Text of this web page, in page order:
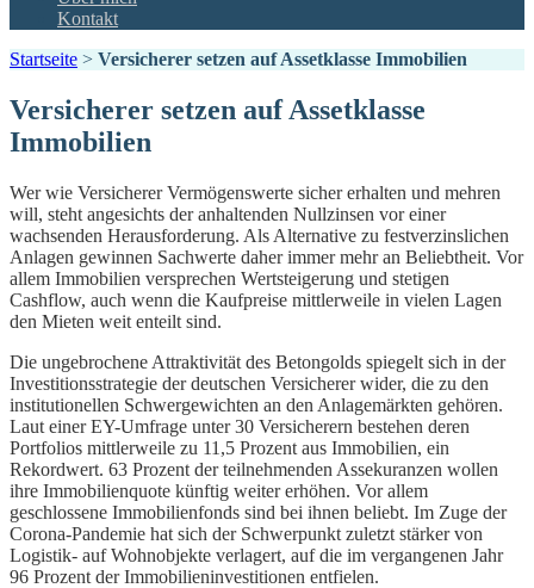
Kontakt
Startseite > Versicherer setzen auf Assetklasse Immobilien
Versicherer setzen auf Assetklasse
Immobilien
Wer wie Versicherer Vermögenswerte sicher erhalten und mehren
will, steht angesichts der anhaltenden Nullzinsen vor einer
wachsenden Herausforderung. Als Alternative zu festverzinslichen
Anlagen gewinnen Sachwerte daher immer mehr an Beliebtheit. Vor
allem Immobilien versprechen Wertsteigerung und stetigen
Cashflow, auch wenn die Kaufpreise mittlerweile in vielen Lagen
den Mieten weit enteilt sind.
Die ungebrochene Attraktivität des Betongolds spiegelt sich in der
Investitionsstrategie der deutschen Versicherer wider, die zu den
institutionellen Schwergewichten an den Anlagemärkten gehören.
Laut einer EY-Umfrage unter 30 Versicherern bestehen deren
Portfolios mittlerweile zu 11,5 Prozent aus Immobilien, ein
Rekordwert. 63 Prozent der teilnehmenden Assekuranzen wollen
ihre Immobilienquote künftig weiter erhöhen. Vor allem
geschlossene Immobilienfonds sind bei ihnen beliebt. Im Zuge der
Corona-Pandemie hat sich der Schwerpunkt zuletzt stärker von
Logistik- auf Wohnobjekte verlagert, auf die im vergangenen Jahr
96 Prozent der Immobilieninvestitionen entfielen.